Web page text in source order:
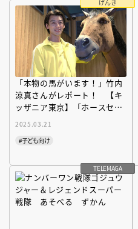
げんき
「本物の馬がいます！」竹内
涼真さんがレポート！ 【キ
ッザニア東京】「ホースセン
ター」
2025.03.21
#子ども向け
TELEMAGA